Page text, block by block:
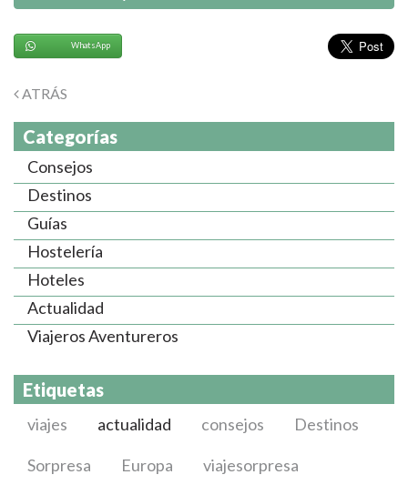
WhatsApp
ATRÁS
Categorías
Consejos
Destinos
Guías
Hostelería
Hoteles
Actualidad
Viajeros Aventureros
Etiquetas
viajes actualidad consejos Destinos
Sorpresa Europa viajesorpresa